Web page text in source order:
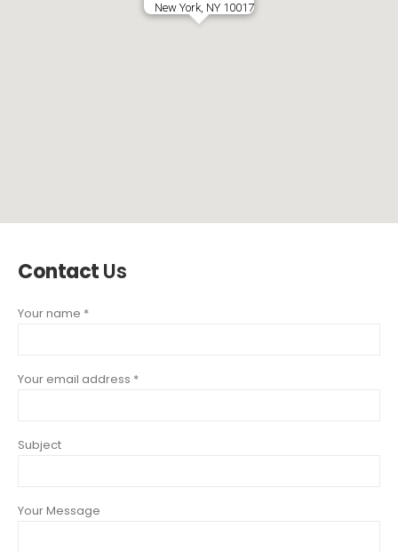
New York, NY 10017
ContactUs
Your name *
Your email address *
Subject
Your Message